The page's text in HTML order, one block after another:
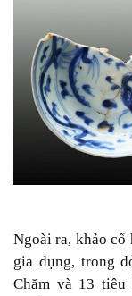
Ngoài ra, khảo cổ
gia dụng, trong
Chăm và 13